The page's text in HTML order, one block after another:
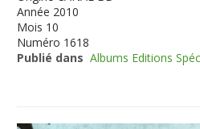
Année 2010
Mois 10
Numéro 1618
Publié dans Albums Editions